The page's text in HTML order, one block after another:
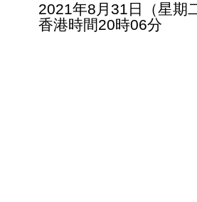
2021年8月31日（星期
香港時間20時06分